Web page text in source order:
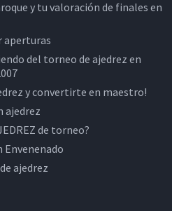
y tu valoración de finales en
aperturas
del torneo de ajedrez en
y convertirte en maestro!
ajedrez
de torneo?
Envenenado
ajedrez